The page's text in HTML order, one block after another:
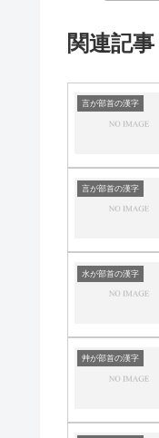
関連記事
言が部首の漢字
言が部首の漢字
水が部首の漢字
艸が部首の漢字